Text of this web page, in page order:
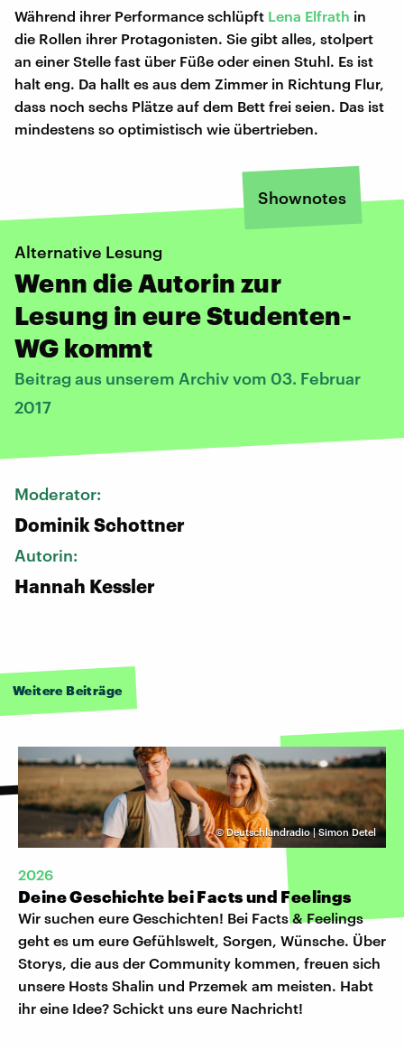
Während ihrer Performance schlüpft Lena Elfrath in
die Rollen ihrer Protagonisten. Sie gibt alles, stolpert
an einer Stelle fast über Füße oder einen Stuhl. Es ist
halt eng. Da hallt es aus dem Zimmer in Richtung Flur,
dass noch sechs Plätze auf dem Bett frei seien. Das ist
mindestens so optimistisch wie übertrieben.
Shownotes
Alternative Lesung
Wenn die Autorin zur
Lesung in eure Studenten-
WG kommt
Beitrag aus unserem Archiv vom 03. Februar
2017
Moderator:
Dominik Schottner
Autorin:
Hannah Kessler
Weitere Beiträge
©Deutschlandradio | Simon Detel
2026
Deine Geschichte bei Facts und Feelings
Wir suchen eure Geschichten! Bei Facts & Feelings
geht es um eure Gefühlswelt, Sorgen, Wünsche. Über
Storys, die aus der Community kommen, freuen sich
unsere Hosts Shalin und Przemek am meisten. Habt
ihr eine Idee? Schickt uns eure Nachricht!